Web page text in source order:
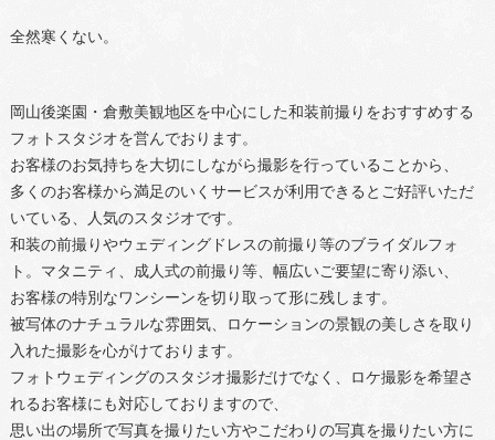
全然寒くない。
岡山後楽園・倉敷美観地区を中心にした和装前撮りをおすすめする
フォトスタジオを営んでおります。
お客様のお気持ちを大切にしながら撮影を行っていることから、
多くのお客様から満足のいくサービスが利用できるとご好評いただ
いている、人気のスタジオです。
和装の前撮りやウェディングドレスの前撮り等のブライダルフォ
ト。マタニティ、成人式の前撮り等、幅広いご要望に寄り添い、
お客様の特別なワンシーンを切り取って形に残します。
被写体のナチュラルな雰囲気、ロケーションの景観の美しさを取り
入れた撮影を心がけております。
フォトウェディングのスタジオ撮影だけでなく、ロケ撮影を希望さ
れるお客様にも対応しておりますので、
思い出の場所で写真を撮りたい方やこだわりの写真を撮りたい方に